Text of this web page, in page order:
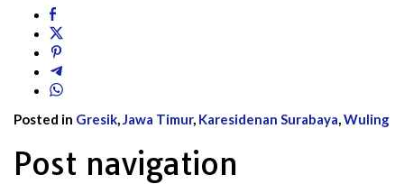
Posted in Gresik Jawa Timur, Karesidenan Surabaya Wuling
Post navigation